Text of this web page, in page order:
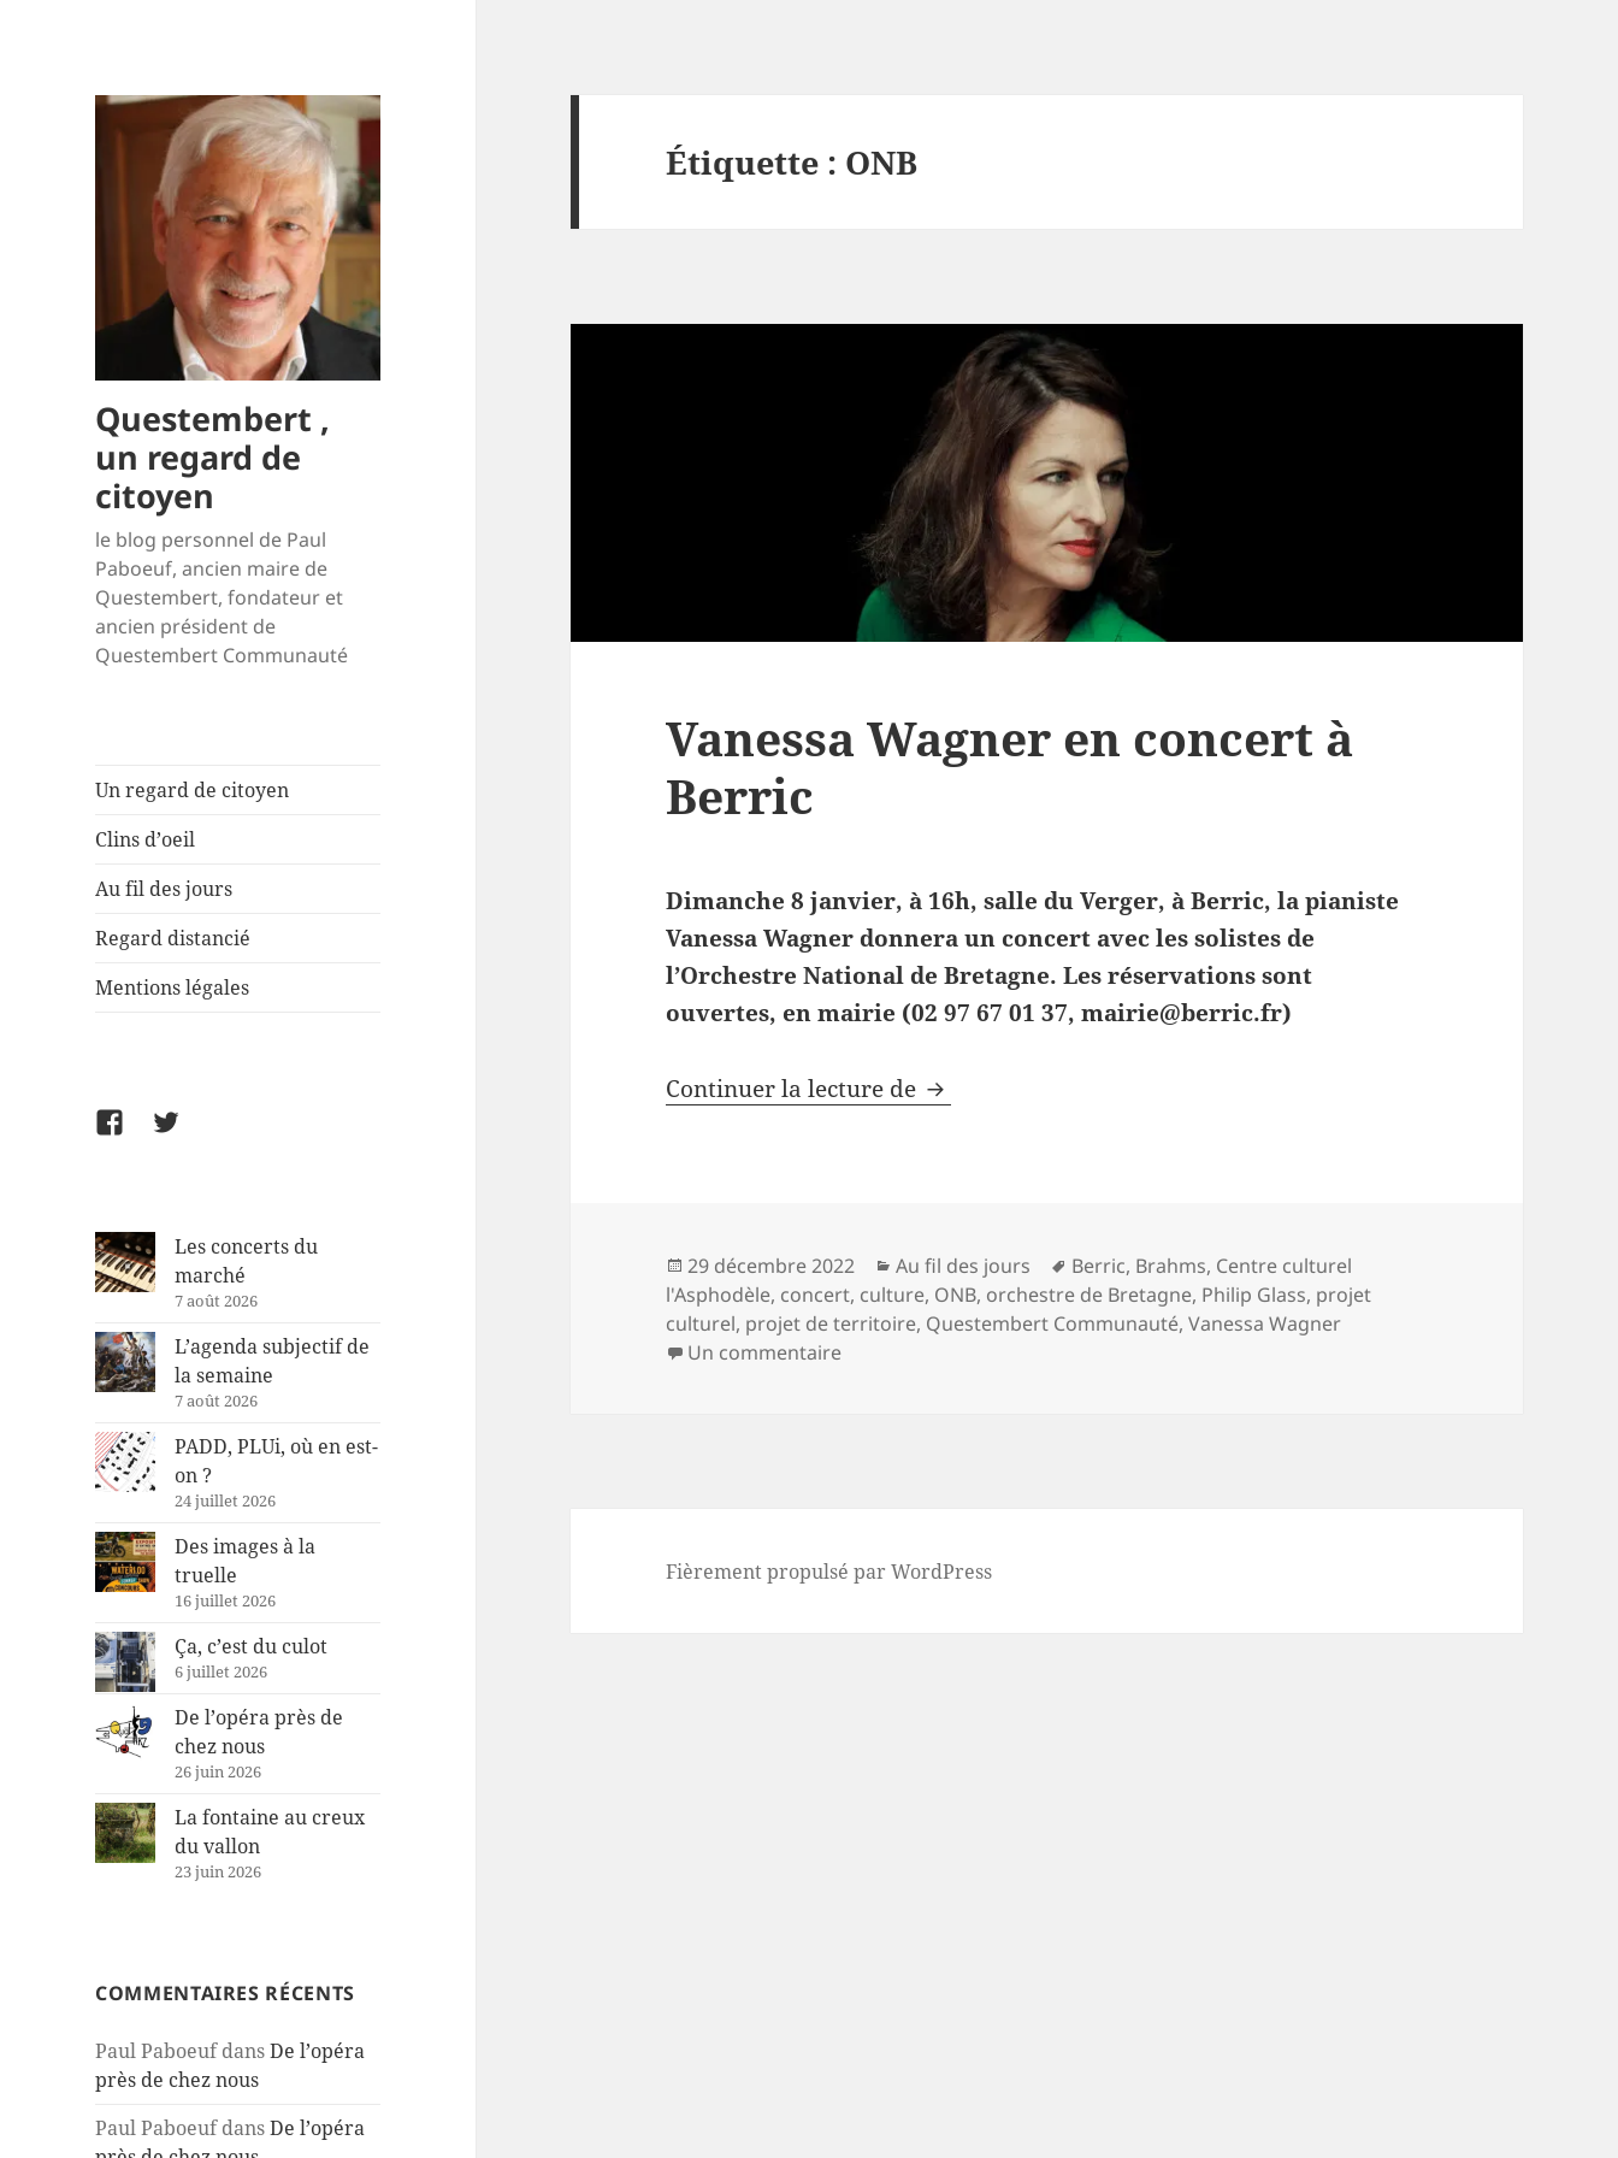
Questembert ,
un regard de
citoyen
le blog personnel de Paul
Paboeuf, ancien maire de
Questembert, fondateur et
ancien président de
Questembert Communauté
Un regard de citoyen
Clins d’oeil
Au fil des jours
Regard distancié
Mentions légales
FacebookTwitter
Les concerts du
marché
7 août 2026
L’agenda subjectif de
la semaine
7 août 2026
PADD, PLUi, où en est-
on ?
24 juillet 2026
Des images à la
truelle
16 juillet 2026
Ça, c’est du culot
6 juillet 2026
De l’opéra près de
chez nous
26 juin 2026
La fontaine au creux
du vallon
23 juin 2026
COMMENTAIRES RÉCENTS
Paul PaboeufdansDe l’opéra
près de chez nous
Paul PaboeufdansDe l’opéra
Étiquette : ONB
Vanessa Wagner en concert à
Berric
Dimanche 8 janvier, à 16h, salle du Verger, à Berric, la pianiste
Vanessa Wagner donnera un concert avec les solistes de
l’Orchestre National de Bretagne. Les réservations sont
ouvertes, en mairie (02 97 67 01 37, mairie@berric.fr)
Continuer la lecture de Vanessa Wagner en concert à Berric
Publié
le
29 décembre 2022 Catégories
Au fil des jours
Mots-
clés
Berric, Brahms, Centre culturel
l'Asphodèle, concert, culture, ONB, orchestre de Bretagne, Philip Glass, projet
culturel, projet de territoire, Questembert Communauté,Vanessa Wagner
Un commentairesur Vanessa Wagner en concert à Berric
Fièrement propulsé par WordPress